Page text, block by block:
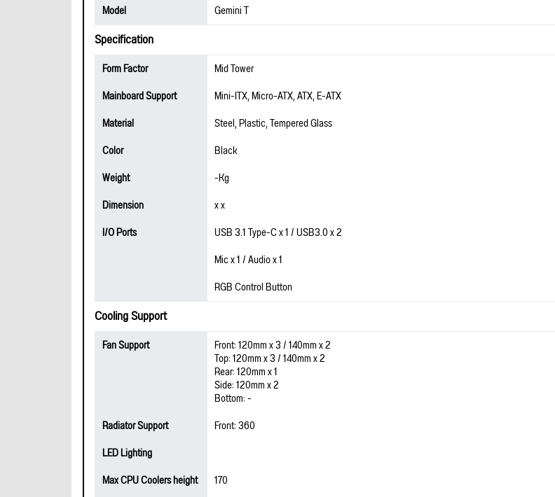
Model
Gemini T
Specification
Form Factor
Mid Tower
Mainboard Support
Mini-ITX, Micro-ATX, ATX, E-ATX
Material
Steel, Plastic, Tempered Glass
Color
Black
Weight
-Kg
Dimension
x x
I/O Ports
USB 3.1 Type-C x 1 / USB3.0 x 2
Mic x 1 / Audio x 1
RGB Control Button
Cooling Support
Fan Support Front: 120mm x 3 / 140mm x 2
Top: 120mm x 3 / 140mm x 2
Rear: 120mm x 1
Side: 120mm x 2
Bottom: -
Radiator Support
Front: 360
LED Lighting
Max CPU Coolers height
170